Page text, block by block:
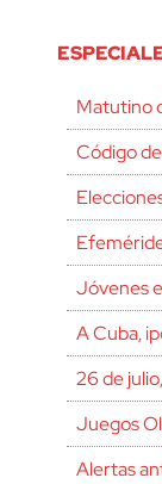
Matutino
Código
Jóvenes
A Cuba,
26 de
Juegos
Alertas